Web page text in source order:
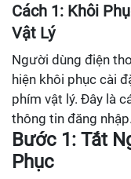
Cách 1: Khôi
Vật Lý
Người dùng điện
hiện khôi phục cài
phím vật lý. Đây là
thông tin đăng nhập.
Bước 1: Tắt
Phục